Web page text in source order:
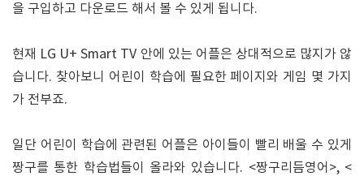
을 구입하고 다운로드 해서 볼 수 있게 됩니다.
현재 LG U+ Smart TV 안에 있는 어플은 상대적으로 많지가 않
습니다. 찾아보니 어린이 학습에 필요한 페이지와 게임 몇 가지
가 전부죠.
일단 어린이 학습에 관련된 어플은 아이들이 빨리 배울 수 있게
짱구를 통한 학습법들이 올라와 있습니다. <짱구리듬영어>, <